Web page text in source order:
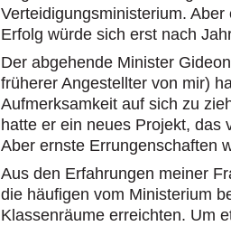
Verteidigungsministerium.
Erfolg würde sich erst nach
Der abgehende Minister
früherer Angestellter von mir)
Aufmerksamkeit auf sich zu
hatte er ein neues Projekt, das
Aber ernste Errungenschaften
Aus den Erfahrungen meiner
die häufigen vom Ministerium
Klassenräume erreichten. Um